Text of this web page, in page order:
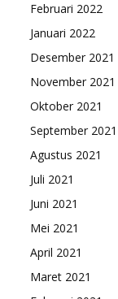
Februari 2022
Januari 2022
Desember 2021
November 2021
Oktober 2021
September 2021
Agustus 2021
Juli 2021
Juni 2021
Mei 2021
April 2021
Maret 2021